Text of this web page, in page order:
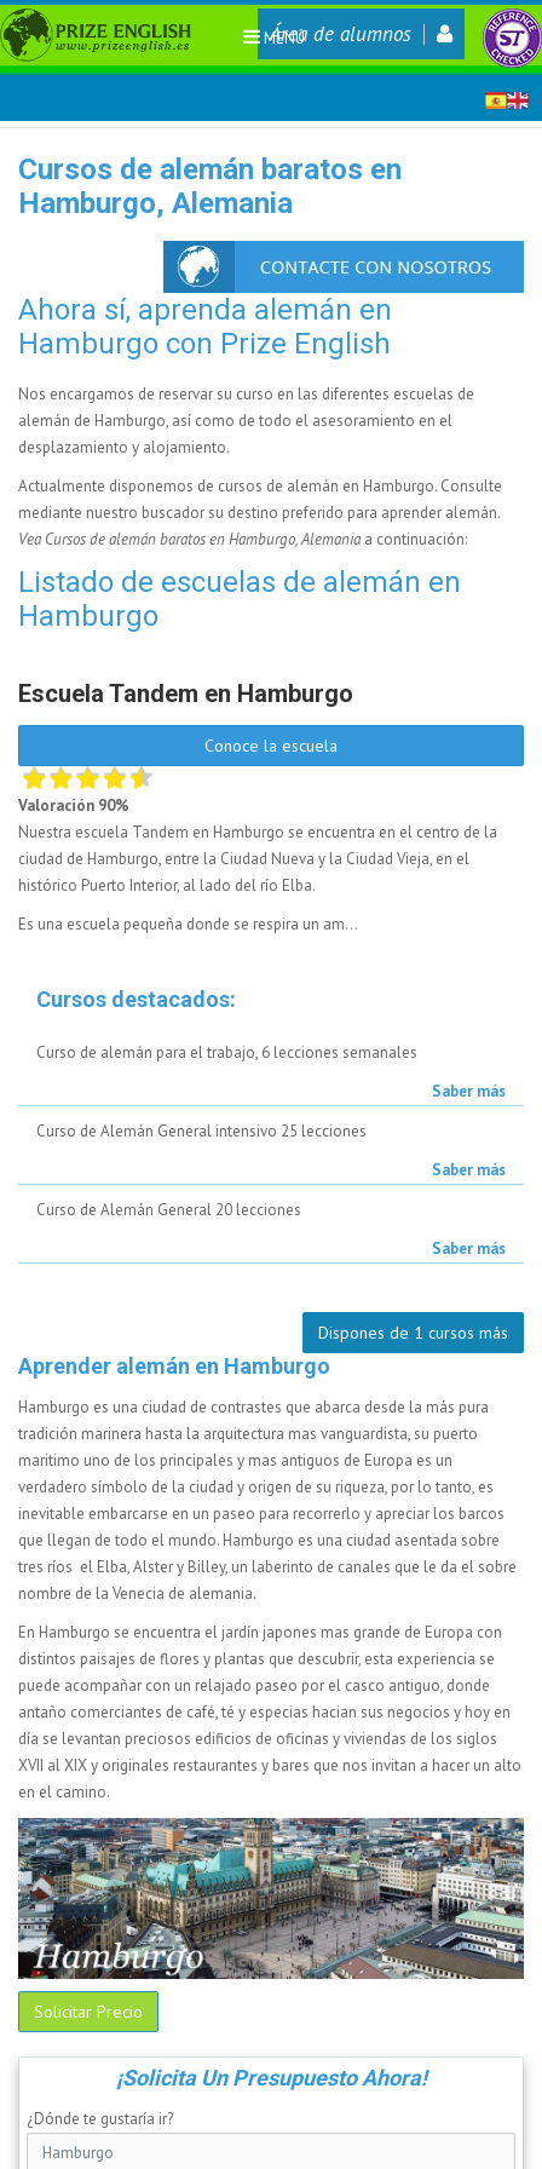
Área de alumnos
MENÚ
Cursos de alemán baratos en
Hamburgo, Alemania
Ahora sí, aprenda alemán en
Hamburgo con Prize English
Nos encargamos de reservar su curso en las diferentes escuelas de
alemán de Hamburgo, así como de todo el asesoramiento en el
desplazamiento y alojamiento.
Actualmente disponemos de cursos de alemán en Hamburgo. Consulte
mediante nuestro buscador su destino preferido para aprender alemán.
Vea Cursos de alemán baratos en Hamburgo, Alemania a continuación:
Listado de escuelas de alemán en
Hamburgo
Escuela Tandem en Hamburgo
Conoce la escuela
Valoración 90%
Nuestra escuela Tandem en Hamburgo se encuentra en el centro de la
ciudad de Hamburgo, entre la Ciudad Nueva y la Ciudad Vieja, en el
histórico Puerto Interior, al lado del río Elba.
Es una escuela pequeña donde se respira un am...
Cursos destacados:
Curso de alemán para el trabajo, 6 lecciones semanales
Saber más
Curso de Alemán General intensivo 25 lecciones
Saber más
Curso de Alemán General 20 lecciones
Saber más
Dispones de 1 cursos más
Aprender alemán en Hamburgo
Hamburgo es una ciudad de contrastes que abarca desde la más pura
tradición marinera hasta la arquitectura mas vanguardista, su puerto
maritimo uno de los principales y mas antiguos de Europa es un
verdadero símbolo de la ciudad y origen de su riqueza, por lo tanto, es
inevitable embarcarse en un paseo para recorrerlo y apreciar los barcos
que llegan de todo el mundo. Hamburgo es una ciudad asentada sobre
tres ríos el Elba, Alster y Billey, un laberinto de canales que le da el sobre
nombre de la Venecia de alemania.
En Hamburgo se encuentra el jardín japones mas grande de Europa con
distintos paisajes de flores y plantas que descubrir, esta experiencia se
puede acompañar con un relajado paseo por el casco antiguo, donde
antaño comerciantes de café, té y especias hacian sus negocios y hoy en
día se levantan preciosos edificios de oficinas y viviendas de los siglos
XVII al XIX y originales restaurantes y bares que nos invitan a hacer un alto
en el camino.
Solicitar Precio
¡Solicita Un Presupuesto Ahora!
¿Dónde te gustaría ir?